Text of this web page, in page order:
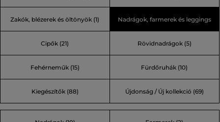
Zakók, blézerek és öltönyök (1) Nadrágok, farmerek és leggings
(12)
Cipők (21) Rövidnadrágok (5)
Fehérneműk (15) Fürdőruhák (10)
Kiegészítők (88) Újdonság / Új kollekció (69)